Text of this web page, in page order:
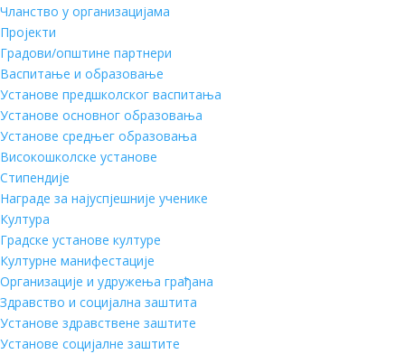
Чланство у организацијама
Пројекти
Градови/општине партнери
Васпитање и образовање
Установе предшколског васпитања
Установе основног образовања
Установе средњег образовања
Високошколске установе
Стипендије
Награде за најуспјешније ученике
Култура
Градске установе културе
Културне манифестације
Организације и удружења грађана
Здравство и социјална заштита
Установе здравствене заштите
Установе социјалне заштите